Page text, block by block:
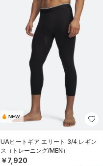
NEW
UAヒートギア エリート 3/4 レギン
ス（トレーニング/MEN）
￥7,920